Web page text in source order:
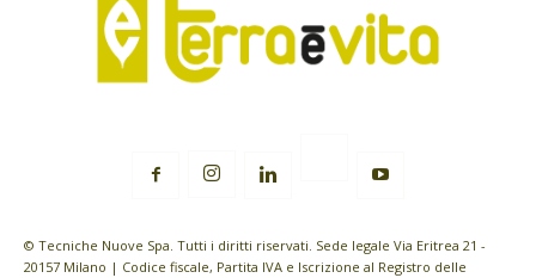
© Tecniche Nuove Spa. Tutti i diritti riservati. Sede legale Via Eritrea 21 -
20157 Milano | Codice fiscale, Partita IVA e Iscrizione al Registro delle